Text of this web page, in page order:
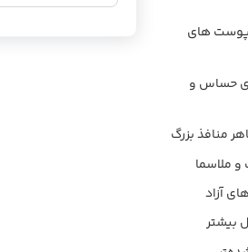
پوست‌ های
حساس و
منافذ بزرگ
و ملاسما
آزاد
بیشتر